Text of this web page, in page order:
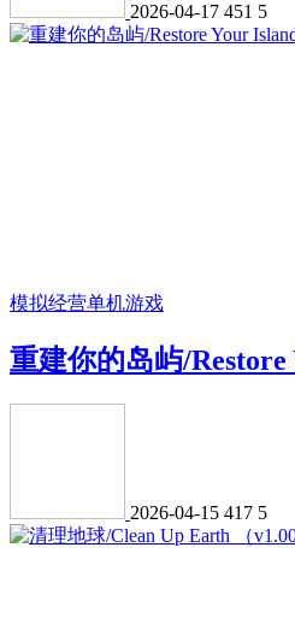
2026-04-17 451 5
模拟经营单机游戏
重建你的岛屿/Restore
2026-04-15 417 5